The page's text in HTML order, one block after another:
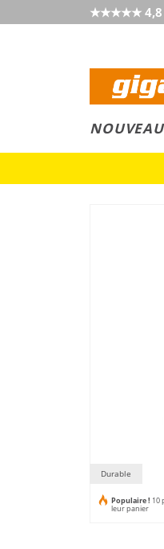
★★★★★ 4,8 /
NOUVEAU
Durable
Populaire ! 10
leur panier